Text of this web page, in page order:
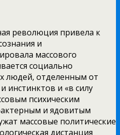
революция привела к
и
массового
социально
людей, отделенным от
инстинктов и «в силу
психическим
и ядовитым
массовые политические
дистанция